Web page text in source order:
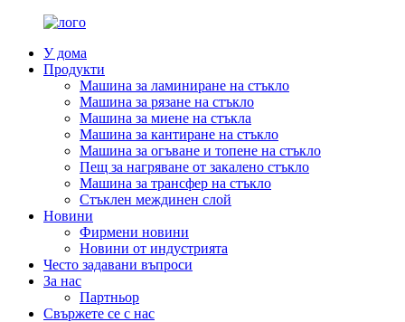
У дома
Продукти
Машина за ламиниране на стъкло
Машина за рязане на стъкло
Машина за миене на стъкла
Машина за кантиране на стъкло
Машина за огъване и топене на стъкло
Пещ за нагряване от закалено стъкло
Машина за трансфер на стъкло
Стъклен междинен слой
Новини
Фирмени новини
Новини от индустрията
Често задавани въпроси
За нас
Партньор
Свържете се с нас